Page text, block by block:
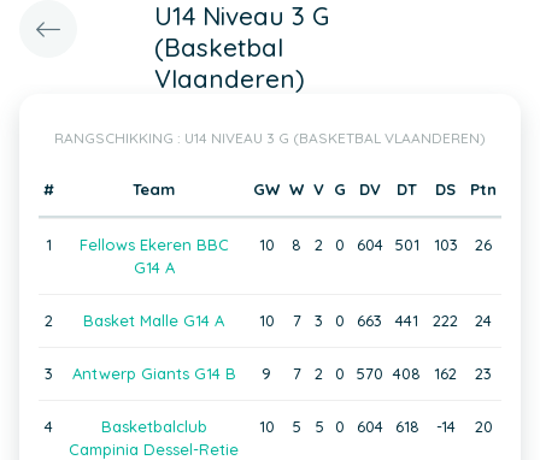
U14 Niveau 3 G
(Basketbal
Vlaanderen)
RANGSCHIKKING : U14 NIVEAU 3 G (BASKETBAL VLAANDEREN)
# Team GW W V G DV DT DS Ptn
1
Fellows Ekeren BBC
G14 A
10 8 2 0 604 501 103 26
2 Basket Malle G14 A 10 7 3 0 663 441 222 24
3 Antwerp Giants G14 B 9 7 2 0 570 408 162 23
4
Basketbalclub
Campinia Dessel-Retie
10 5 5 0 604 618 -14 20